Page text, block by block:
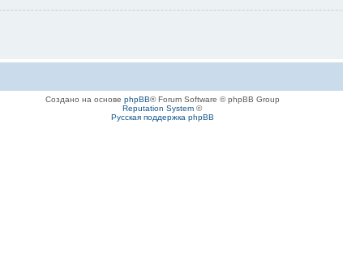
Создано на основе phpBB® Forum Software © phpBB Group
Reputation System ©
Русская поддержка phpBB